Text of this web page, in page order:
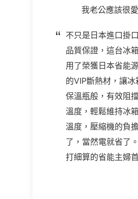
我老公應該很
不只是日本進口掛
品質保證，這台冰
用了榮獲日本省能
的VIP斷熱材，讓冰
保溫瓶般，有效阻
溫度，輕鬆維持冰
溫度，壓縮機的負
了，當然電就省了
打細算的省能主婦